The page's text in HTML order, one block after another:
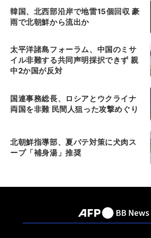
韓国、北西部沿岸で地雷15個回収 豪
雨で北朝鮮から流出か
太平洋諸島フォーラム、中国のミサ
イル非難する共同声明採択できず 親
中2か国が反対
国連事務総長、ロシアとウクライナ
両国を非難 民間人狙った攻撃めぐり
北朝鮮指導部、夏バテ対策に犬肉ス
ープ「補身湯」推奨